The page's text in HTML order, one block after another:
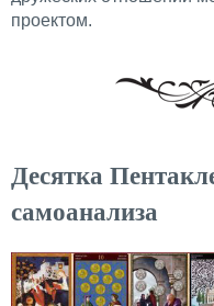
проектом.
Десятка
самоанализа